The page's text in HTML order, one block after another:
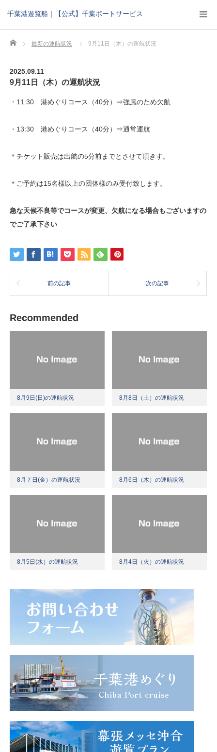
千葉港遊覧船｜【公式】千葉ポートサービス
Home 最新の運航状況 9月11日（木）の運航状況
2025.09.11
9月11日（木）の運航状況
・11:30 港めぐりコース（40分）⇒強風のため欠航
・13:30 港めぐりコース（40分）⇒通常運航
＊チケット販売は出航の5分前までとさせて頂きす。
＊ご予約は15名様以上の団体様のみ受付致します。
急な天候不良等でコースが変更、欠航になる場合もございますの
でご了承下さい
前の記事 次の記事
Recommended
8月9日(日)の運航状況 8月8日（土）の運航状況
8月７日(金）の運航状況 8月6日（木）の運航状況
8月5日(水）の運航状況 8月4日（火）の運航状況